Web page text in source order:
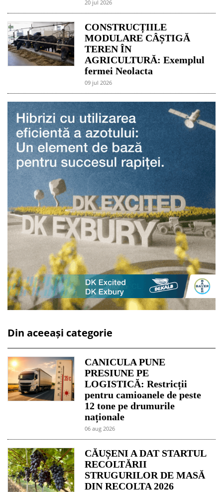
20 jul 2026
CONSTRUCȚIILE
MODULARE CÂȘTIGĂ
TEREN ÎN
AGRICULTURĂ: Exemplul
fermei Neolacta
09 jul 2026
Din aceeași categorie
CANICULA PUNE
PRESIUNE PE
LOGISTICĂ: Restricții
pentru camioanele de peste
12 tone pe drumurile
naționale
06 aug 2026
CĂUȘENI A DAT STARTUL
RECOLTĂRII
STRUGURILOR DE MASĂ
DIN RECOLTA 2026